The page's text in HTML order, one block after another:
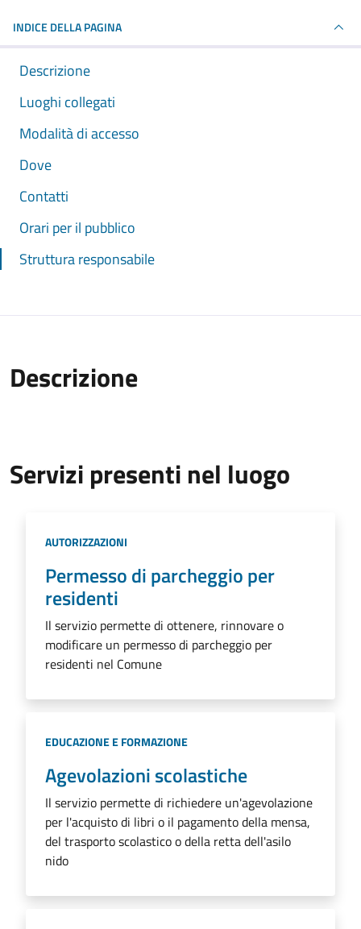
INDICE DELLA PAGINA
Descrizione
Luoghi collegati
Modalità di accesso
Dove
Contatti
Orari per il pubblico
Struttura responsabile
Descrizione
Servizi presenti nel luogo
Categoria:
AUTORIZZAZIONI
Permesso di parcheggio per
residenti
Il servizio permette di ottenere, rinnovare o
modificare un permesso di parcheggio per
residenti nel Comune
Categoria:
EDUCAZIONE E FORMAZIONE
Agevolazioni scolastiche
Il servizio permette di richiedere un'agevolazione
per l'acquisto di libri o il pagamento della mensa,
del trasporto scolastico o della retta dell'asilo
nido